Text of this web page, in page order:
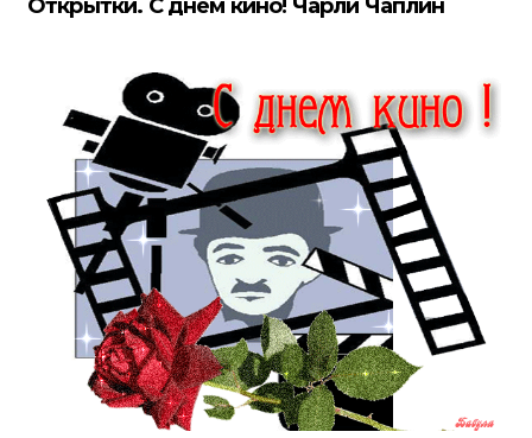
Открытки. С днем кино! Чарли Чаплин